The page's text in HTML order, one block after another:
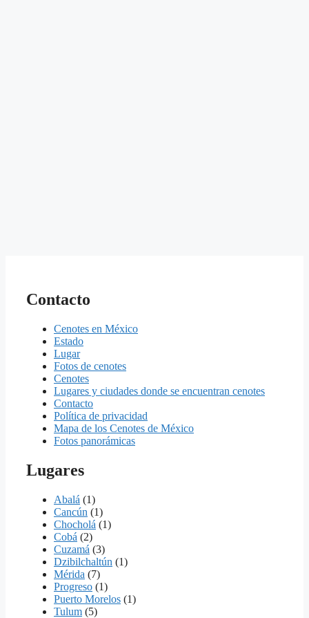
Contacto
Cenotes en México
Estado
Lugar
Fotos de cenotes
Cenotes
Lugares y ciudades donde se encuentran cenotes
Contacto
Política de privacidad
Mapa de los Cenotes de México
Fotos panorámicas
Lugares
Abalá (1)
Cancún (1)
Chocholá (1)
Cobá (2)
Cuzamá (3)
Dzibilchaltún (1)
Mérida (7)
Progreso (1)
Puerto Morelos (1)
Tulum (5)